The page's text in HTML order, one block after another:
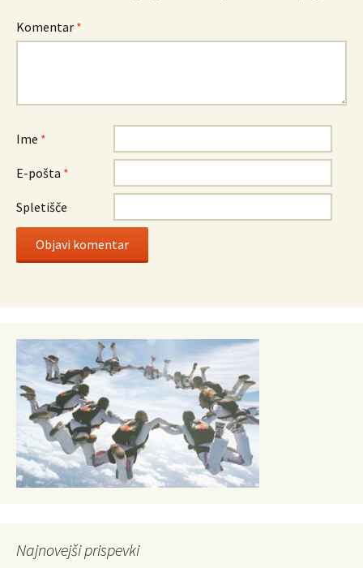
Komentar *
Ime *
E-pošta *
Spletišče
Najnovejši prispevki